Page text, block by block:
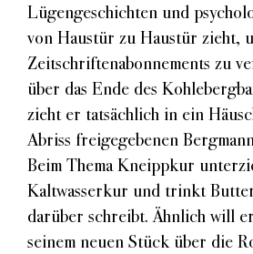
Lügengeschichten und
von Haustür zu Haustür zieht,
Zeitschriftenabonnements zu
über das Ende des
zieht er tatsächlich in ein
Abriss freigegebenen
Beim Thema Kneippkur
Kaltwasserkur und trinkt
darüber schreibt. Ähnlich will
seinem neuen Stück über die